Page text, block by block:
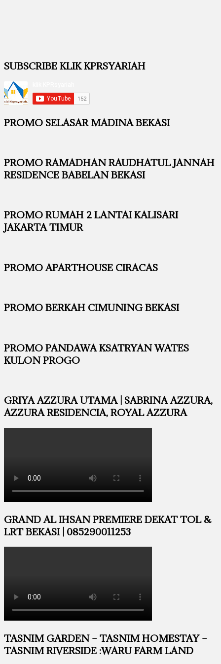
SUBSCRIBE KLIK KPRSYARIAH
PROMO SELASAR MADINA BEKASI
PROMO RAMADHAN RAUDHATUL JANNAH
RESIDENCE BABELAN BEKASI
PROMO RUMAH 2 LANTAI KALISARI
JAKARTA TIMUR
PROMO APARTHOUSE CIRACAS
PROMO BERKAH CIMUNING BEKASI
PROMO PANDAWA KSATRYAN WATES
KULON PROGO
GRIYA AZZURA UTAMA | SABRINA AZZURA,
AZZURA RESIDENCIA, ROYAL AZZURA
GRAND AL IHSAN PREMIERE DEKAT TOL &
LRT BEKASI | 085290011253
TASNIM GARDEN – TASNIM HOMESTAY –
TASNIM RIVERSIDE :WARU FARM LAND